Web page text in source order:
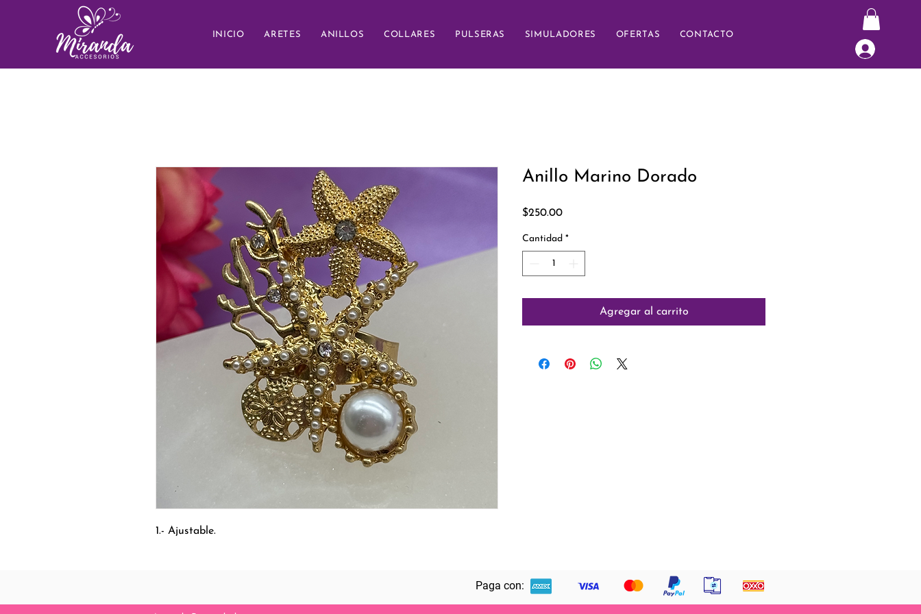
INICIO ARETES ANILLOS COLLARES PULSERAS SIMULADORES OFERTAS CONTACTO
1.- Ajustable.
Anillo Marino Dorado
$250.00Precio
Cantidad *
Agregar al carrito
Paga con: